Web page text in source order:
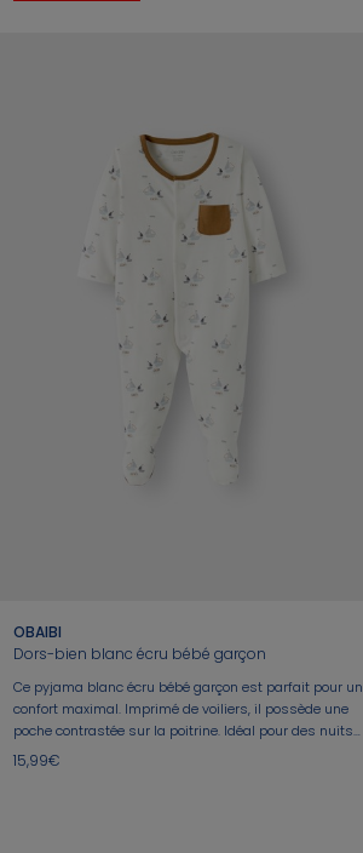
OBAIBI
Dors-bien blanc écru bébé garçon
Ce pyjama blanc écru bébé garçon est parfait pour un
confort maximal. Imprimé de voiliers, il possède une
poche contrastée sur la poitrine. Idéal pour des nuits
paisibles.
15,99€